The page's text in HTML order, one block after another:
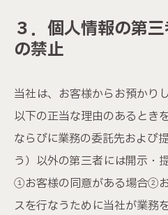
３．個人情報の第
の禁止
当社は、お客様からお預かり
以下の正当な理由のあるとき
ならびに業務の委託先および
う）以外の第三者には開示・
①お客様の同意がある場合②
スを行なうために当社が業務